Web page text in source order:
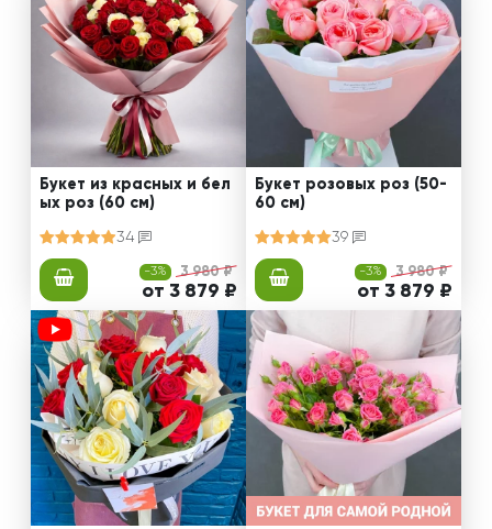
Букет из красных и бел
ых роз (60 см)
34
-3% 3 980 ₽
от 3 879 ₽
Букет розовых роз (50-
60 см)
39
-3% 3 980 ₽
от 3 879 ₽